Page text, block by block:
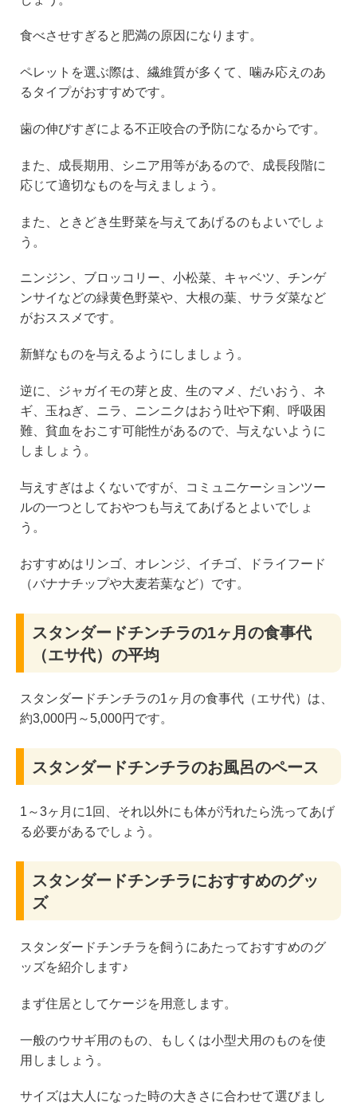
食べさせすぎると肥満の原因になります。
ペレットを選ぶ際は、繊維質が多くて、噛み応えのあ
るタイプがおすすめです。
歯の伸びすぎによる不正咬合の予防になるからです。
また、成長期用、シニア用等があるので、成長段階に
応じて適切なものを与えましょう。
また、ときどき生野菜を与えてあげるのもよいでしょ
う。
ニンジン、ブロッコリー、小松菜、キャベツ、チンゲ
ンサイなどの緑黄色野菜や、大根の葉、サラダ菜など
がおススメです。
新鮮なものを与えるようにしましょう。
逆に、ジャガイモの芽と皮、生のマメ、だいおう、ネ
ギ、玉ねぎ、ニラ、ニンニクはおう吐や下痢、呼吸困
難、貧血をおこす可能性があるので、与えないように
しましょう。
与えすぎはよくないですが、コミュニケーションツー
ルの一つとしておやつも与えてあげるとよいでしょ
う。
おすすめはリンゴ、オレンジ、イチゴ、ドライフード
（バナナチップや大麦若葉など）です。
スタンダードチンチラの1ヶ月の食事代
（エサ代）の平均
スタンダードチンチラの1ヶ月の食事代（エサ代）は、
約3,000円～5,000円です。
スタンダードチンチラのお風呂のペース
1～3ヶ月に1回、それ以外にも体が汚れたら洗ってあげ
る必要があるでしょう。
スタンダードチンチラにおすすめのグッ
ズ
スタンダードチンチラを飼うにあたっておすすめのグ
ッズを紹介します♪
まず住居としてケージを用意します。
一般のウサギ用のもの、もしくは小型犬用のものを使
用しましょう。
サイズは大人になった時の大きさに合わせて選びまし